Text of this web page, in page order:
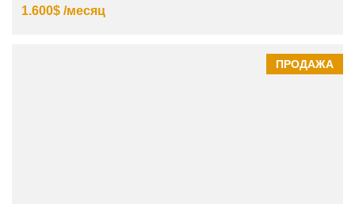
1.600$ /месяц
ПРОДАЖА